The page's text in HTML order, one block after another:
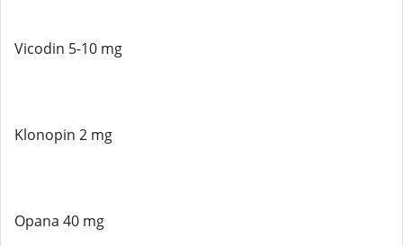
Vicodin 5-10 mg
Klonopin 2 mg
Opana 40 mg